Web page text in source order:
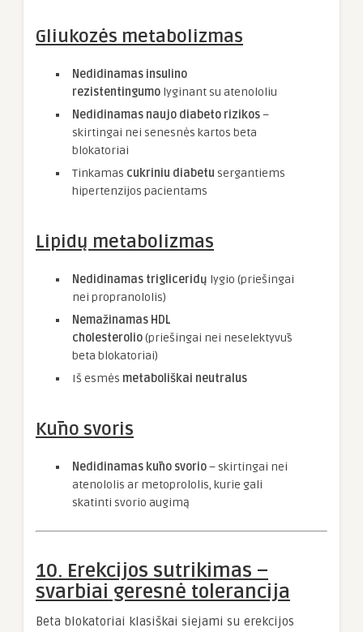
Gliukozės metabolizmas
Nedidinamas insulino
rezistentingumo lyginant su atenololiu
Nedidinamas naujo diabeto rizikos–
skirtingai nei senesnės kartos beta
blokatoriai
Tinkamas cukriniu diabetu sergantiems
hipertenzijos pacientams
Lipidų metabolizmas
Nedidinamas trigliceridų lygio (priešingai
nei propranololis)
Nemažinamas HDL
cholesterolio(priešingai nei neselektyvūs
beta blokatoriai)
Iš esmės metaboliškai neutralus
Kūno svoris
Nedidinamas kūno svorio– skirtingai nei
atenololis ar metoprololis, kurie gali
skatinti svorio augimą
10. Erekcijos sutrikimas –
svarbiai geresnė tolerancija
Beta blokatoriai klasiškai siejami su erekcijos